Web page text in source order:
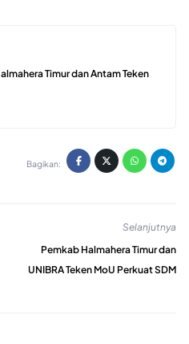
Timur dan Antam Teken
Bagikan:
Selanjutnya
Pemkab Halmahera Timur dan
UNIBRA Teken MoU Perkuat SDM